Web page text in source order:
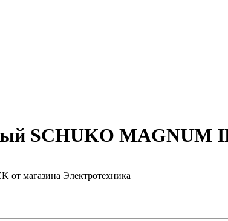
SCHUKO MAGNUM